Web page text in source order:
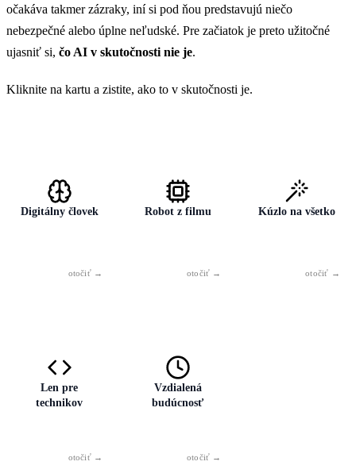
očakáva takmer zázraky, iní si pod ňou predstavujú niečo
nebezpečné alebo úplne neľudské. Pre začiatok je preto užitočné
ujasniť si, čo AI v skutočnosti nie je.
Kliknite na kartu a zistite, ako to v skutočnosti je.
Digitálny človek
ľudský úsudok.
Pracuje so
vzormi —
človek.
Robot z filmu
softvér alebo
funkciu v
aplikácii, nie o
Kúzlo na všetko
Len pre
technikov
Vzdialená
budúcnosť